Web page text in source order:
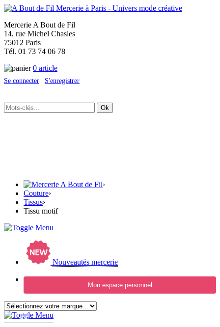
Mercerie A Bout de Fil
14, rue Michel Chasles
75012 Paris
Tél. 01 73 74 06 78
0 article
Se connecter | S'enregistrer
Ok
›
Couture›
Tissus›
Tissu motif
Nouveautés mercerie
Mon espace personnel